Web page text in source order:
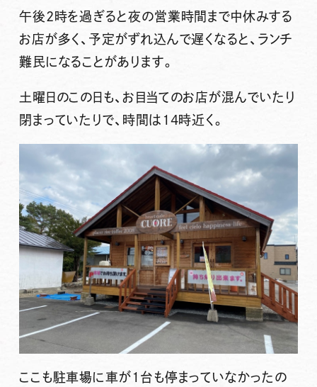
午後2時を過ぎると夜の営業時間まで中休みする
お店が多く、予定がずれ込んで遅くなると、ランチ
難民になることがあります。
土曜日のこの日も、お目当てのお店が混んでいたり
閉まっていたりで、時間は14時近く。
ここも駐車場に車が1台も停まっていなかったの